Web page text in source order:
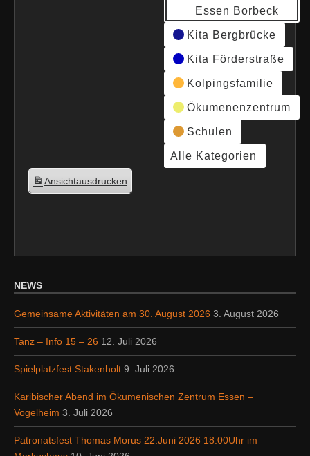
Essen Borbeck
Kita Bergbrücke
Kita Förderstraße
Kolpingsfamilie
Ökumenenzentrum
Schulen
Alle Kategorien
Ansichtausdrucken
NEWS
Gemeinsame Aktivitäten am 30. August 2026 3. August 2026
Tanz – Info 15 – 26 12. Juli 2026
Spielplatzfest Stakenholt 9. Juli 2026
Karibischer Abend im Ökumenischen Zentrum Essen –
Vogelheim 3. Juli 2026
Patronatsfest Thomas Morus 22.Juni 2026 18:00Uhr im